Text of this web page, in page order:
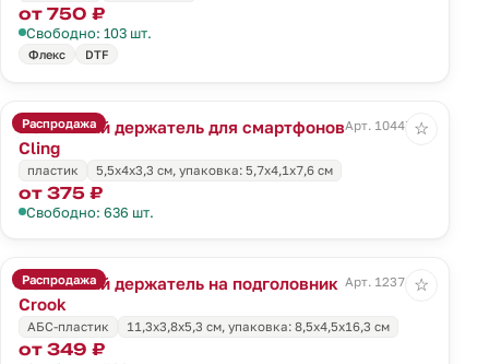
от 750 ₽
Свободно: 103 шт.
Флекс DTF
Распродажа
Магнитный держатель для смартфонов
Cling
Арт. 10447.10
пластик 5,5х4х3,3 см, упаковка: 5,7х4,1х7,6 см
от 375 ₽
Свободно: 636 шт.
☆
Распродажа
Магнитный держатель на подголовник
Crook
Арт. 12374.10
АБС-пластик 11,3х3,8х5,3 см, упаковка: 8,5х4,5х16,3 см
от 349 ₽
☆